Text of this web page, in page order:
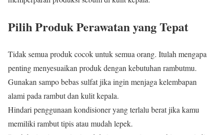
Pilih Produk Perawatan yang Tepat
Tidak semua produk cocok untuk semua orang. Itulah mengapa
penting menyesuaikan produk dengan kebutuhan rambutmu.
Gunakan sampo bebas sulfat jika ingin menjaga kelembapan
alami pada rambut dan kulit kepala.
Hindari penggunaan kondisioner yang terlalu berat jika kamu
memiliki rambut tipis atau mudah lepek.